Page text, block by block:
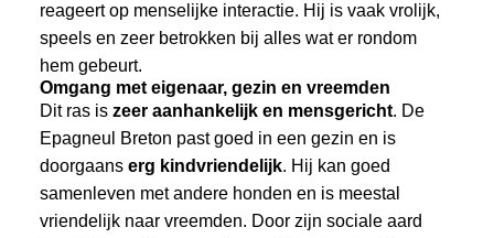
reageert op menselijke interactie. Hij is vaak vrolijk,
speels en zeer betrokken bij alles wat er rondom
hem gebeurt.
Omgang met eigenaar, gezin en vreemden
Dit ras is zeer aanhankelijk en mensgericht. De
Epagneul Breton past goed in een gezin en is
doorgaans erg kindvriendelijk. Hij kan goed
samenleven met andere honden en is meestal
vriendelijk naar vreemden. Door zijn sociale aard